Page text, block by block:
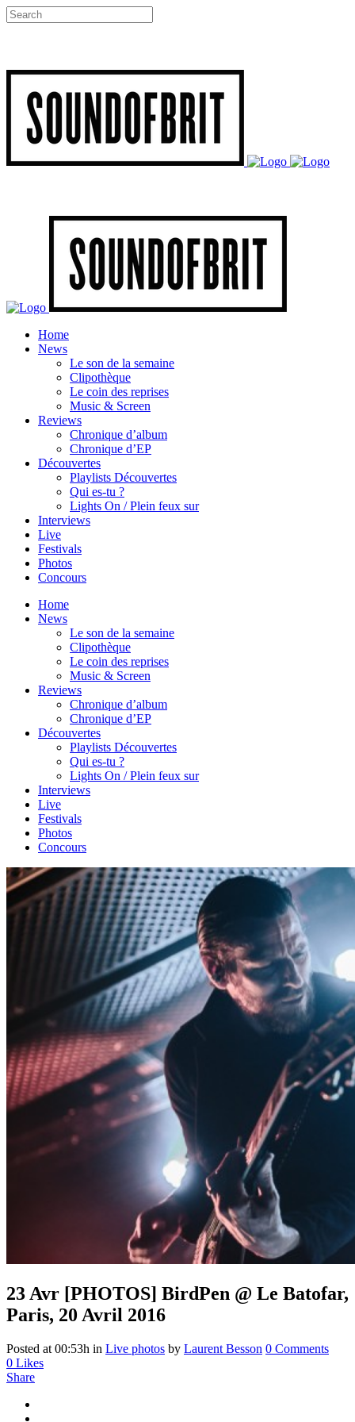
Home
News
Le son de la semaine
Clipothèque
Le coin des reprises
Music & Screen
Reviews
Chronique d’album
Chronique d’EP
Découvertes
Playlists Découvertes
Qui es-tu ?
Lights On / Plein feux sur
Interviews
Live
Festivals
Photos
Concours
Home
News
Le son de la semaine
Clipothèque
Le coin des reprises
Music & Screen
Reviews
Chronique d’album
Chronique d’EP
Découvertes
Playlists Découvertes
Qui es-tu ?
Lights On / Plein feux sur
Interviews
Live
Festivals
Photos
Concours
23 Avr [PHOTOS] BirdPen @ Le Batofar,
Paris, 20 Avril 2016
Posted at 00:53h in Live photos by Laurent Besson 0 Comments
0 Likes
Share